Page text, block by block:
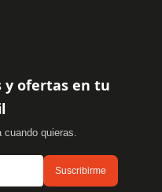
y ofertas en tu
cuando quieras.
Suscribirme